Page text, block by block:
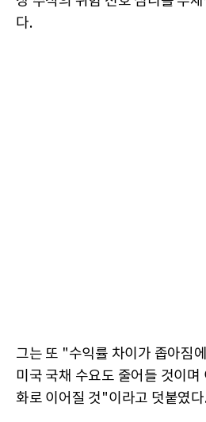
다.
그는 또 "수익률 차이가 좁아짐
미국 국채 수요도 줄어들 것이며
화로 이어질 것"이라고 덧붙였